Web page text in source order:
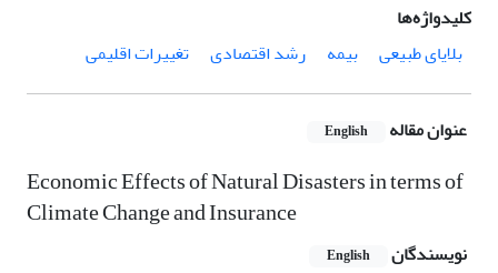
کلیدواژه‌ها
بلایای طبیعی
بیمه رشد اقتصادی تغییرات اقلیمی
عنوان مقاله English
Economic Effects of Natural Disasters in terms of
Climate Change and Insurance
نویسندگان English